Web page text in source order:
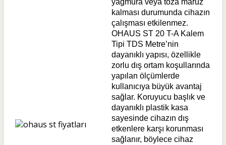
yağmura veya toza maruz
kalması durumunda cihazın
çalışması etkilenmez.
OHAUS ST 20 T-A Kalem
Tipi TDS Metre’nin
dayanıklı yapısı, özellikle
zorlu dış ortam koşullarında
yapılan ölçümlerde
kullanıcıya büyük avantaj
sağlar. Koruyucu başlık ve
dayanıklı plastik kasa
sayesinde cihazın dış
etkenlere karşı korunması
sağlanır, böylece cihaz